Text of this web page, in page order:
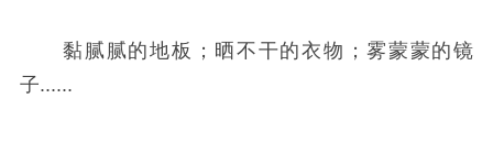
黏腻腻的地板；晒不干的衣物；雾蒙蒙的镜
子......